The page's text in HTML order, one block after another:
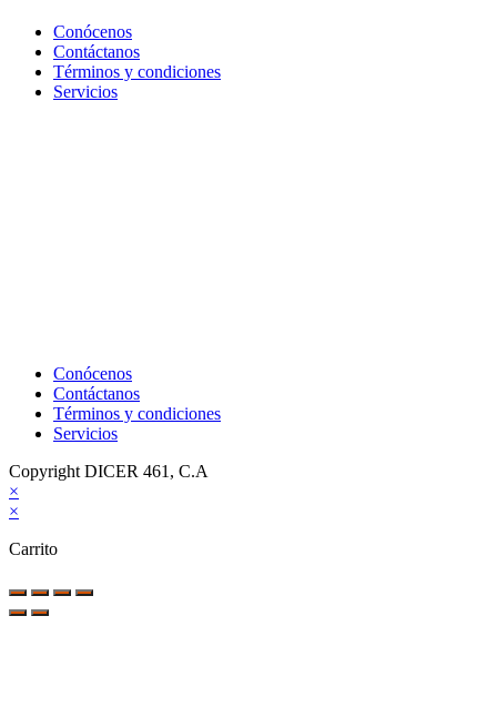
Conócenos
Contáctanos
Términos y condiciones
Servicios
Conócenos
Contáctanos
Términos y condiciones
Servicios
Copyright DICER 461, C.A
×
×
Carrito